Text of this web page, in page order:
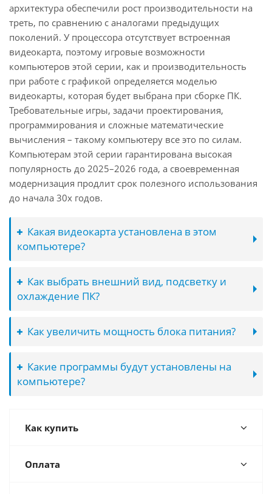
архитектура обеспечили рост производительности на
треть, по сравнению с аналогами предыдущих
поколений. У процессора отсутствует встроенная
видеокарта, поэтому игровые возможности
компьютеров этой серии, как и производительность
при работе с графикой определяется моделью
видеокарты, которая будет выбрана при сборке ПК.
Требовательные игры, задачи проектирования,
программирования и сложные математические
вычисления – такому компьютеру все это по силам.
Компьютерам этой серии гарантирована высокая
популярность до 2025–2026 года, а своевременная
модернизация продлит срок полезного использования
до начала 30х годов.
Какая видеокарта установлена в этом
компьютере?
Как выбрать внешний вид, подсветку и
охлаждение ПК?
Как увеличить мощность блока питания?
Какие программы будут установлены на
компьютере?
Как купить
Оплата